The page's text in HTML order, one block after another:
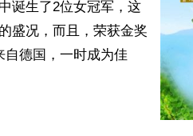
诞生了2位女冠军，这
盛况，而且，荣获金奖
自德国，一时成为佳